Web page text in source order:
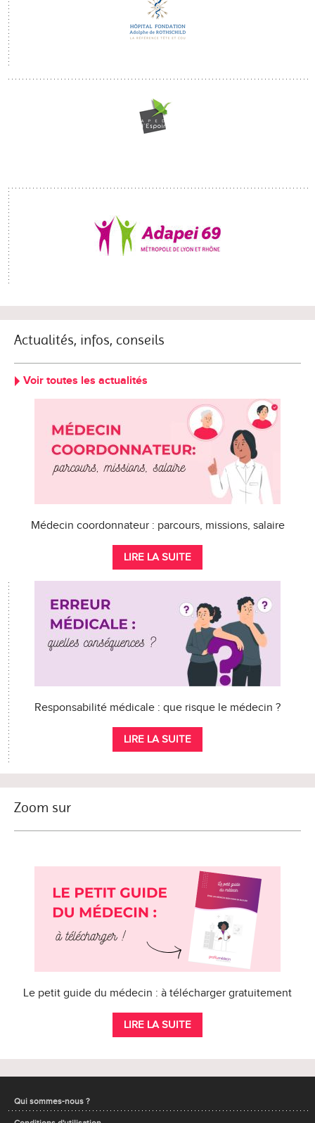
Actualités, infos, conseils
Voir toutes les actualités
Médecin coordonnateur : parcours, missions, salaire
LIRE LA SUITE
Responsabilité médicale : que risque le médecin ?
LIRE LA SUITE
Zoom sur
Le petit guide du médecin : à télécharger gratuitement
LIRE LA SUITE
Qui sommes-nous ?